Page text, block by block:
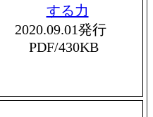
する力
2020.09.01発行
PDF/430KB